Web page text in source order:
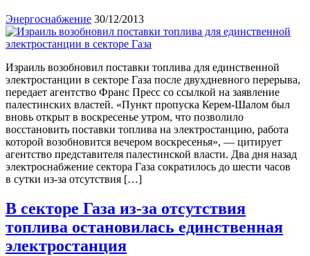
Энергоснабжение 30/12/2013
Израиль возобновил поставки топлива для единственной
электростанции в секторе Газа после двухдневного перерыва,
передает агентство Франс Пресс со ссылкой на заявление
палестинских властей. «Пункт пропуска Керем-Шалом был
вновь открыт в воскресенье утром, что позволило
восстановить поставки топлива на электростанцию, работа
которой возобновится вечером воскресенья», — цитирует
агентство представителя палестинской власти. Два дня назад
электроснабжение сектора Газа сократилось до шести часов
в сутки из-за отсутствия […]
В секторе Газа из-за отсутствия
топлива остановилась единственная
электростанция